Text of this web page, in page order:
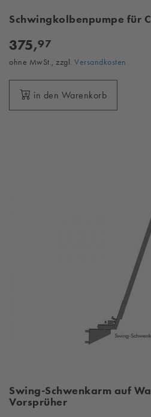
Schwingkolbenpumpe für
375,97
ohne MwSt., zzgl. Versandkosten
in den Warenkorb
Swing-Schwenkarm auf
Vorsprüher